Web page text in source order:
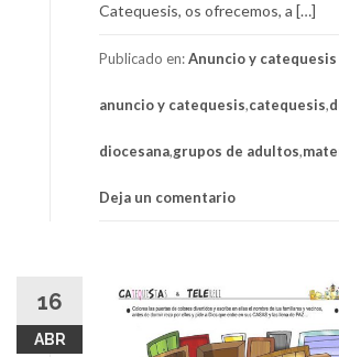
Catequesis, os ofrecemos, a […]
Publicado en:Anuncio y catequesis
anuncio y catequesis,catequesis,
diocesana,grupos de adultos,
Deja un comentario
16
ABR